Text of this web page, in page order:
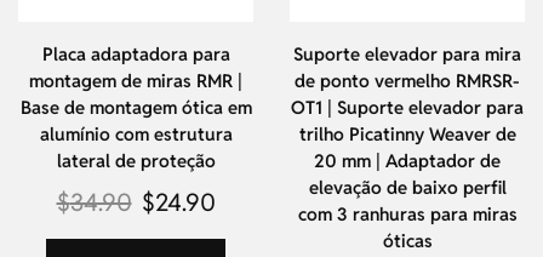
Placa adaptadora para
montagem de miras RMR |
Base de montagem ótica em
alumínio com estrutura
lateral de proteção
$34.90 $24.90
Suporte elevador para mira
de ponto vermelho RMRSR-
OT1 | Suporte elevador para
trilho Picatinny Weaver de
20 mm | Adaptador de
elevação de baixo perfil
com 3 ranhuras para miras
óticas